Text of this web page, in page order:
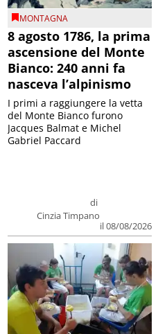
MONTAGNA
8 agosto 1786, la prima
ascensione del Monte
Bianco: 240 anni fa
nasceva l’alpinismo
di
Cinzia Timpano
il 08/08/2026
I primi a raggiungere la vetta
del Monte Bianco furono
Jacques Balmat e Michel
Gabriel Paccard